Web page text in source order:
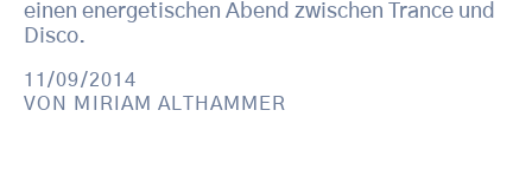
einen energetischen Abend zwischen Trance und
Disco.
11/09/2014
VON
MIRIAM ALTHAMMER